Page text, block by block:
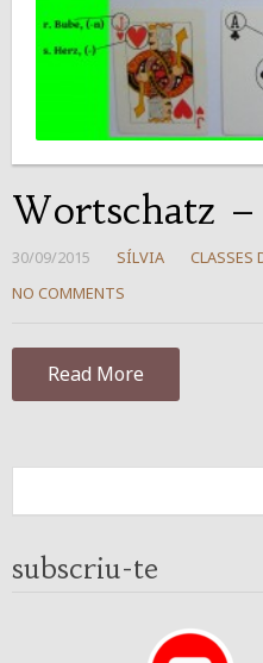
Wortschatz
30/09/2015 SÍLVIA CLASSES
NO COMMENTS
Read More
subscriu-te